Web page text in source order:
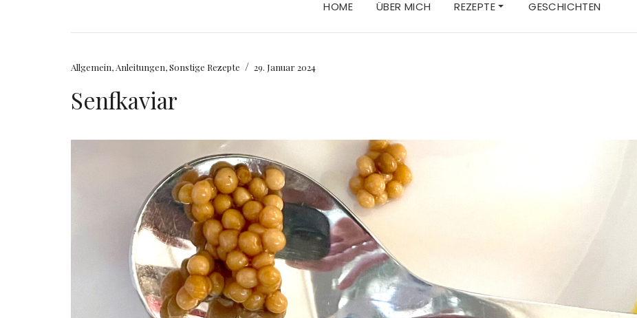
HOME ÜBER MICH REZEPTE GESCHICHTEN
Allgemein, Anleitungen,Sonstige Rezepte / 29. Januar 2024
Senfkaviar